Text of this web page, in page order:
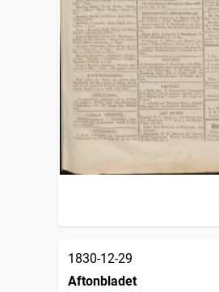
1830-12-29
Aftonbladet